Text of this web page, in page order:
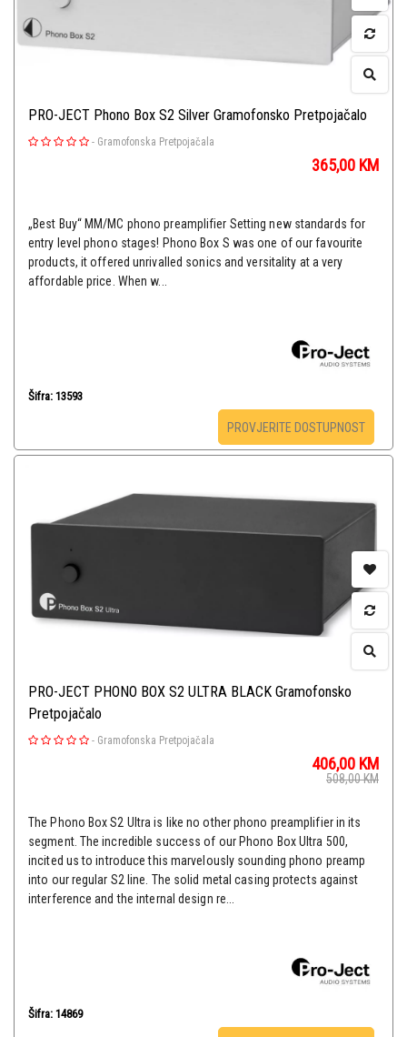
PRO-JECT Phono Box S2 Silver Gramofonsko Pretpojačalo
- Gramofonska Pretpojačala
365,00 KM
„Best Buy“ MM/MC phono preamplifier Setting new standards for
entry level phono stages! Phono Box S was one of our favourite
products, it offered unrivalled sonics and versitality at a very
affordable price. When w...
Šifra: 13593
PROVJERITE DOSTUPNOST
PRO-JECT PHONO BOX S2 ULTRA BLACK Gramofonsko
Pretpojačalo
- Gramofonska Pretpojačala
406,00 KM
508,00KM
The Phono Box S2 Ultra is like no other phono preamplifier in its
segment. The incredible success of our Phono Box Ultra 500,
incited us to introduce this marvelously sounding phono preamp
into our regular S2 line. The solid metal casing protects against
interference and the internal design re...
Šifra: 14869